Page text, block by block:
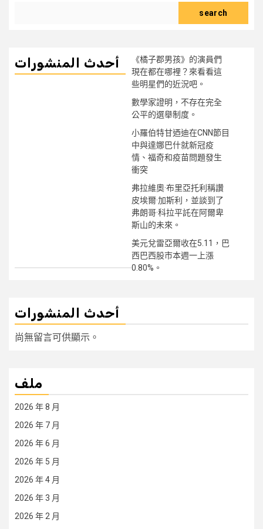
search
أحدث المنشورات
《橘子郡男孩》的演員們
現在都在哪裡？來看看這
些明星們的近況吧。
數學家證明，不存在完全
公平的選舉制度。
小羅伯特甘迺迪在CNN節目
中與達娜巴什就新冠疫
情、福奇和疫苗問題發生
衝突
弗拉維奧·布里亞托利稱讚
皮埃爾·加斯利，並談到了
弗朗哥·科拉平託在阿爾卑
斯山的未來。
美元兌雷亞爾收在5.11，巴
西巴西股市本週一上漲
0.80%。
أحدث المنشورات
尚無留言可供顯示。
ملف
2026 年 8 月
2026 年 7 月
2026 年 6 月
2026 年 5 月
2026 年 4 月
2026 年 3 月
2026 年 2 月